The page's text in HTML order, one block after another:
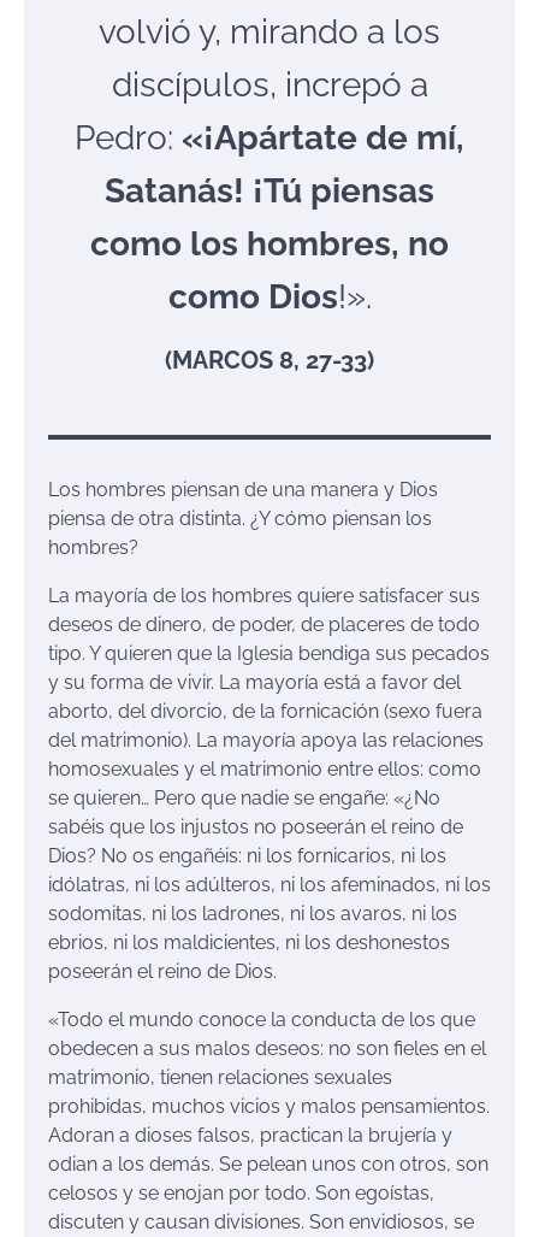
volvió y, mirando a los
discípulos, increpó a
Pedro: «¡Apártate de mí,
Satanás! ¡Tú piensas
como los hombres, no
como Dios!».
(MARCOS 8, 27-33)
Los hombres piensan de una manera y Dios
piensa de otra distinta. ¿Y cómo piensan los
hombres?
La mayoría de los hombres quiere satisfacer sus
deseos de dinero, de poder, de placeres de todo
tipo. Y quieren que la Iglesia bendiga sus pecados
y su forma de vivir. La mayoría está a favor del
aborto, del divorcio, de la fornicación (sexo fuera
del matrimonio). La mayoría apoya las relaciones
homosexuales y el matrimonio entre ellos: como
se quieren… Pero que nadie se engañe: «¿No
sabéis que los injustos no poseerán el reino de
Dios? No os engañéis: ni los fornicarios, ni los
idólatras, ni los adúlteros, ni los afeminados, ni los
sodomitas, ni los ladrones, ni los avaros, ni los
ebrios, ni los maldicientes, ni los deshonestos
poseerán el reino de Dios.
«Todo el mundo conoce la conducta de los que
obedecen a sus malos deseos: no son fieles en el
matrimonio, tienen relaciones sexuales
prohibidas, muchos vicios y malos pensamientos.
Adoran a dioses falsos, practican la brujería y
odian a los demás. Se pelean unos con otros, son
celosos y se enojan por todo. Son egoístas,
discuten y causan divisiones. Son envidiosos, se